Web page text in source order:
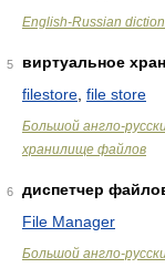
English-Russian
5
виртуальное
filestore file store
Большой англо-
хранилище файлов
6
диспетчер
File Manager
Большой англо-